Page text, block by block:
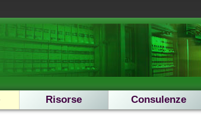
Risorse Consulenze